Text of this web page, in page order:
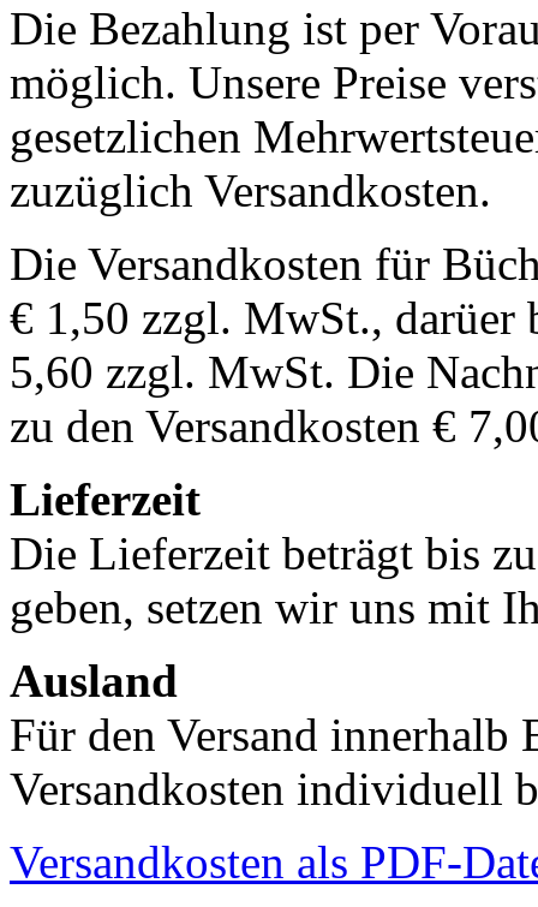
Die Bezahlung ist per
möglich. Unsere Preise
gesetzlichen
zuzüglich Versandkosten.
Die Versandkosten für
€ 1,50 zzgl. MwSt., darüer
5,60 zzgl. MwSt. Die
zu den Versandkosten €
Lieferzeit
Die Lieferzeit beträgt bis
geben, setzen wir uns mit
Ausland
Für den Versand innerhalb
Versandkosten individuell
Versandkosten als PDF-